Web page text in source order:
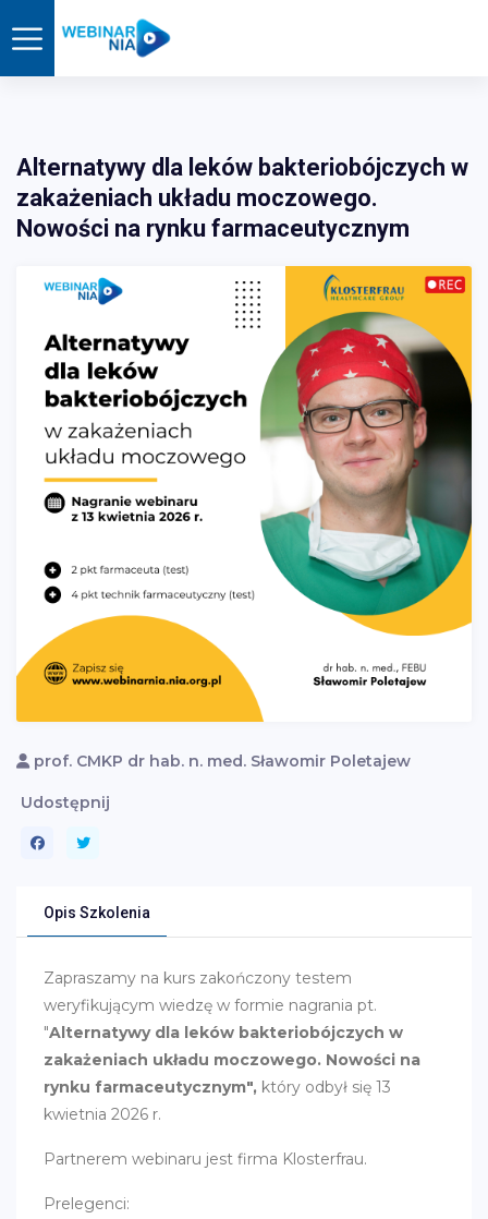
Alternatywy dla leków bakteriobójczych w
zakażeniach układu moczowego.
Nowości na rynku farmaceutycznym
prof. CMKP dr hab. n. med. Sławomir Poletajew
Udostępnij
Opis Szkolenia
Zapraszamy na kurs zakończony testem
weryfikującym wiedzę w formie nagrania pt.
"Alternatywy dla leków bakteriobójczych w
zakażeniach układu moczowego. Nowości na
rynku farmaceutycznym", który odbył się 13
kwietnia 2026 r.
Partnerem webinaru jest firma Klosterfrau.
Prelegenci: